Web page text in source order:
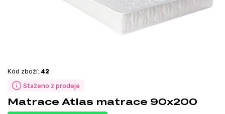
Staženo z prodeje
Kód zboží: 42
Matrace Atlas matrace 90x200